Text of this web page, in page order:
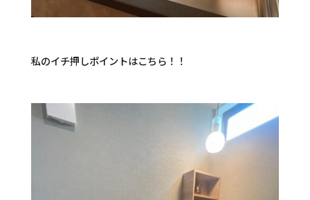
私のイチ押しポイントはこちら！！